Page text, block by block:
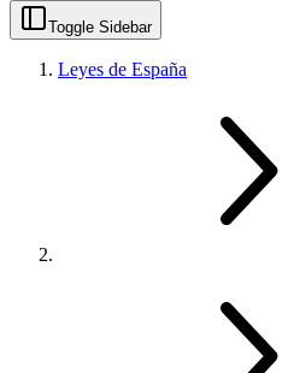
Toggle Sidebar
Leyes de España